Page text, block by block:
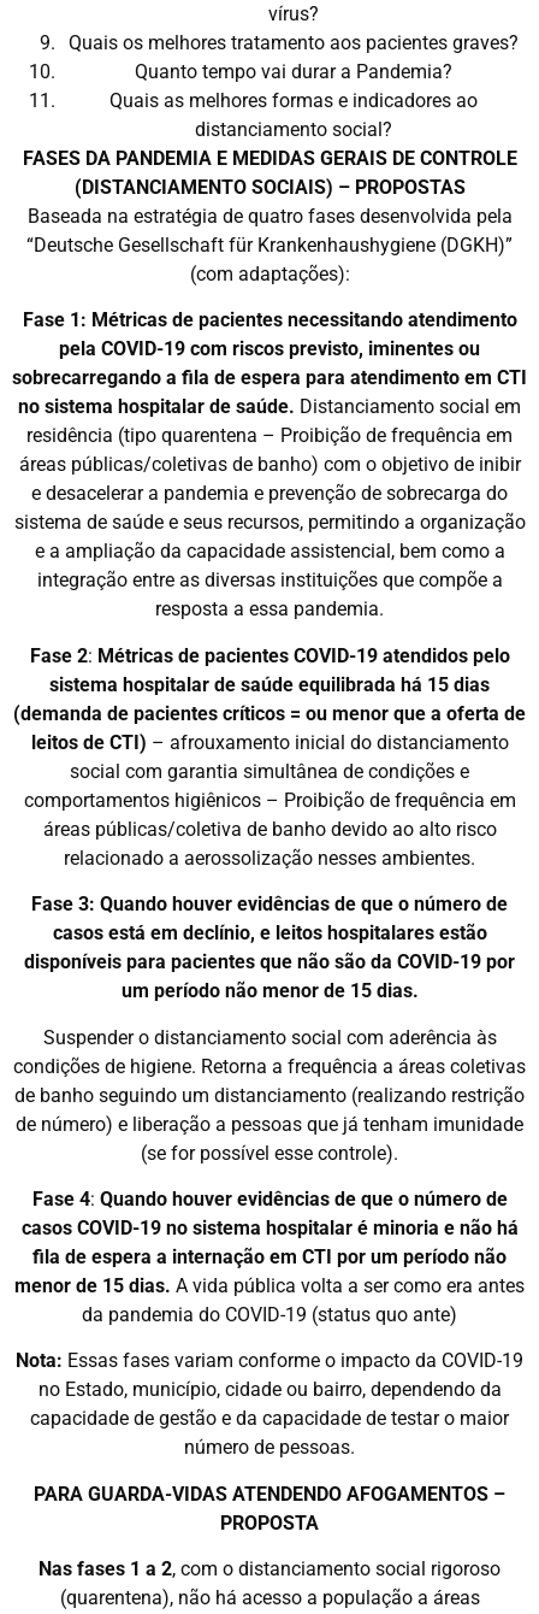
vírus?
Quais os melhores tratamento aos pacientes graves?
Quanto tempo vai durar a Pandemia?
Quais as melhores formas e indicadores ao
distanciamento social?
FASES DA PANDEMIA E MEDIDAS GERAIS DE CONTROLE
(DISTANCIAMENTO SOCIAIS) – PROPOSTAS
Baseada na estratégia de quatro fases desenvolvida pela
“Deutsche Gesellschaft für Krankenhaushygiene (DGKH)”
(com adaptações):
Fase 1: Métricas de pacientes necessitando atendimento
pela COVID-19 com riscos previsto, iminentes ou
sobrecarregando a fila de espera para atendimento em CTI
no sistema hospitalar de saúde. Distanciamento social em
residência (tipo quarentena – Proibição de frequência em
áreas públicas/coletivas de banho) com o objetivo de inibir
e desacelerar a pandemia e prevenção de sobrecarga do
sistema de saúde e seus recursos, permitindo a organização
e a ampliação da capacidade assistencial, bem como a
integração entre as diversas instituições que compõe a
resposta a essa pandemia.
Fase 2: Métricas de pacientes COVID-19 atendidos pelo
sistema hospitalar de saúde equilibrada há 15 dias
(demanda de pacientes críticos = ou menor que a oferta de
leitos de CTI) – afrouxamento inicial do distanciamento
social com garantia simultânea de condições e
comportamentos higiênicos – Proibição de frequência em
áreas públicas/coletiva de banho devido ao alto risco
relacionado a aerossolização nesses ambientes.
Fase 3: Quando houver evidências de que o número de
casos está em declínio, e leitos hospitalares estão
disponíveis para pacientes que não são da COVID-19 por
um período não menor de 15 dias.
Suspender o distanciamento social com aderência às
condições de higiene. Retorna a frequência a áreas coletivas
de banho seguindo um distanciamento (realizando restrição
de número) e liberação a pessoas que já tenham imunidade
(se for possível esse controle).
Fase 4: Quando houver evidências de que o número de
casos COVID-19 no sistema hospitalar é minoria e não há
fila de espera a internação em CTI por um período não
menor de 15 dias. A vida pública volta a ser como era antes
da pandemia do COVID-19 (status quo ante)
Nota: Essas fases variam conforme o impacto da COVID-19
no Estado, município, cidade ou bairro, dependendo da
capacidade de gestão e da capacidade de testar o maior
número de pessoas.
PARA GUARDA-VIDAS ATENDENDO AFOGAMENTOS –
PROPOSTA
Nas fases 1 a 2, com o distanciamento social rigoroso
(quarentena), não há acesso a população a áreas